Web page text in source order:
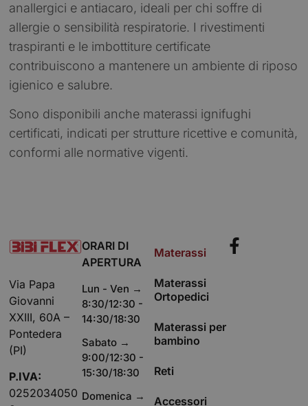
anallergici e antiacaro, ideali per chi soffre di
allergie o sensibilità respiratorie. I rivestimenti
traspiranti e le imbottiture certificate
contribuiscono a mantenere un ambiente di riposo
igienico e salubre.
Sono disponibili anche materassi ignifughi
certificati, indicati per strutture ricettive e comunità,
conformi alle normative vigenti.
Via Papa
Giovanni
XXIII, 60A –
Pontedera
(PI)
P.IVA:
0252034050
ORARI DI
APERTURA
Lun - Ven →
8:30/12:30 -
14:30/18:30
Sabato →
9:00/12:30 -
15:30/18:30
Domenica →
Materassi
Materassi
Ortopedici
Materassi per
bambino
Reti
Accessori